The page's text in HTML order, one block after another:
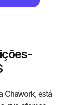
Chawork, está